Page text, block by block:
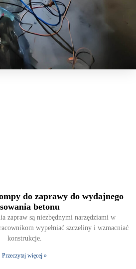
do zaprawy do wydajnego
betonu
zapraw są niezbędnymi narzędziami w
wypełniać szczeliny i wzmacniać
konstrukcje.
Przeczytaj więcej »